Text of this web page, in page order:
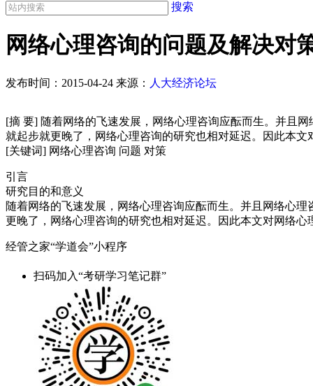
搜索
网络心理咨询的问题及解决对
发布时间： 2015-04-24 来源： 人大经济论坛
[摘 要] 随着网络的飞速发展，网络心理咨询应酝而生。并且
就起步就更晚了，网络心理咨询的研究也相对延迟。因此本
[关键词] 网络心理咨询 问题 对策
引言
研究目的和意义
随着网络的飞速发展，网络心理咨询应酝而生。并且网络心
更晚了，网络心理咨询的研究也相对延迟。因此本文对网络
经管之家“学道会”小程序
扫码加入“考研学习笔记群”